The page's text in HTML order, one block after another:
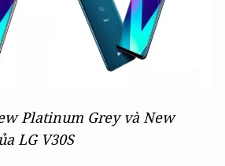
Platinum Grey và New
LG V30S